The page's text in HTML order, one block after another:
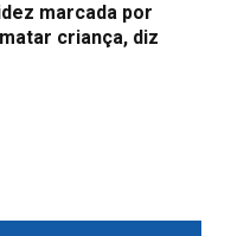
marcada por
criança, diz